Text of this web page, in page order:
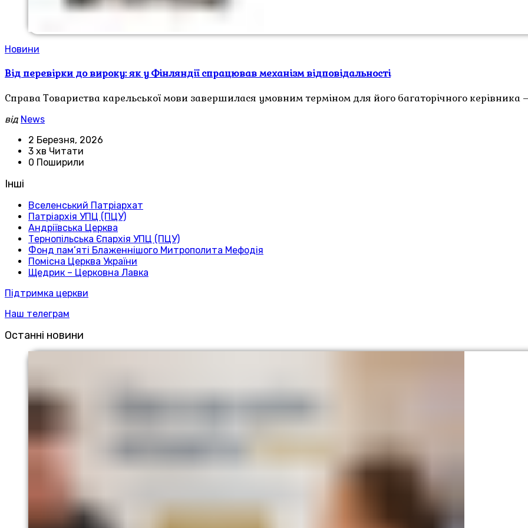
Новини
Від перевірки до вироку: як у Фінляндії спрацював механізм відповідальності
Справа Товариства карельської мови завершилася умовним терміном для його багаторічного керівника
від News
2 Березня, 2026
3 хв Читати
0 Поширили
Інші
Вселенський Патріархат
Патріархія УПЦ (ПЦУ)
Андріївська Церква
Тернопільська Єпархія УПЦ (ПЦУ)
Фонд пам’яті Блаженнішого Митрополита Мефодія
Помісна Церква України
Щедрик – Церковна Лавка
Підтримка церкви
Наш телеграм
Останні новини